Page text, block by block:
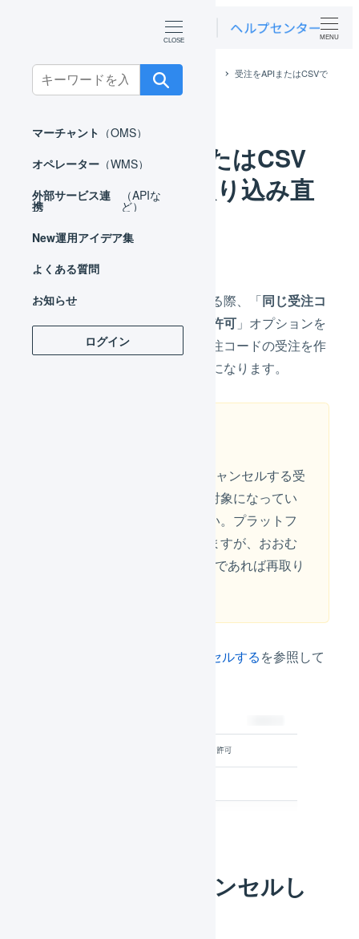
Search
for:
マーチャント （OMS）
オペレーター （WMS）
外部サービス連
携
（APIな
ど）
New運用アイデア集
よくある質問
お知らせ
ログイン
MENU
ホーム よくある質問 マーチャント
受注をAPIまたはCSVで
もう一度取り込み直したい。
受注をAPIまたはCSV
でもう一度取り込み直
したい。
受注伝票をキャンセルする際、「同じ受注コ
ードで新規受注の作成を許可」オプションを
選択することで、同じ受注コードの受注を作
成することができるようになります。
APIによる再取込の場合、キャンセルする受
注が、引き続き取り込みの対象になってい
るかどうか確認してください。プラットフ
ォームにより条件は異なりますが、おおむ
ね1週間以内の未出荷の受注であれば再取り
受注伝票をキャンセルするを参照して
すでに受注をキャンセルし